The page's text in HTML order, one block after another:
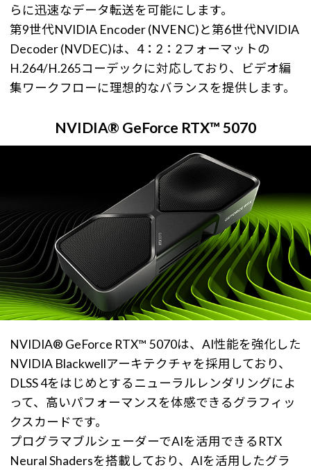
らに迅速なデータ転送を可能にします。
第9世代NVIDIA Encoder (NVENC)と第6世代NVIDIA
Decoder (NVDEC)は、4：2：2フォーマットの
H.264/H.265コーデックに対応しており、ビデオ編
集ワークフローに理想的なバランスを提供します。
NVIDIA® GeForce RTX™ 5070
NVIDIA® GeForce RTX™ 5070は、AI性能を強化した
NVIDIA Blackwellアーキテクチャを採用しており、
DLSS 4をはじめとするニューラルレンダリングによ
って、高いパフォーマンスを体感できるグラフィッ
クスカードです。
プログラマブルシェーダーでAIを活用できるRTX
Neural Shadersを搭載しており、AIを活用したグラ